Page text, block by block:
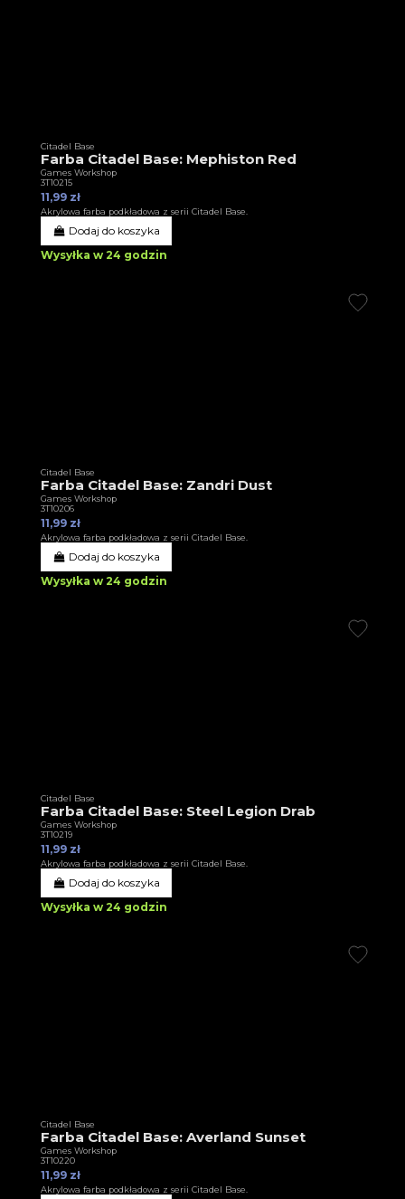
Citadel Base
Farba Citadel Base: Mephiston Red
Games Workshop
3T10215
11,99 zł
Akrylowa farba podkładowa z serii Citadel Base.
Dodaj do koszyka
Wysyłka w 24 godzin
Citadel Base
Farba Citadel Base: Zandri Dust
Games Workshop
3T10206
11,99 zł
Akrylowa farba podkładowa z serii Citadel Base.
Dodaj do koszyka
Wysyłka w 24 godzin
Citadel Base
Farba Citadel Base: Steel Legion Drab
Games Workshop
3T10219
11,99 zł
Akrylowa farba podkładowa z serii Citadel Base.
Dodaj do koszyka
Wysyłka w 24 godzin
Citadel Base
Farba Citadel Base: Averland Sunset
Games Workshop
3T10220
11,99 zł
Akrylowa farba podkładowa z serii Citadel Base.